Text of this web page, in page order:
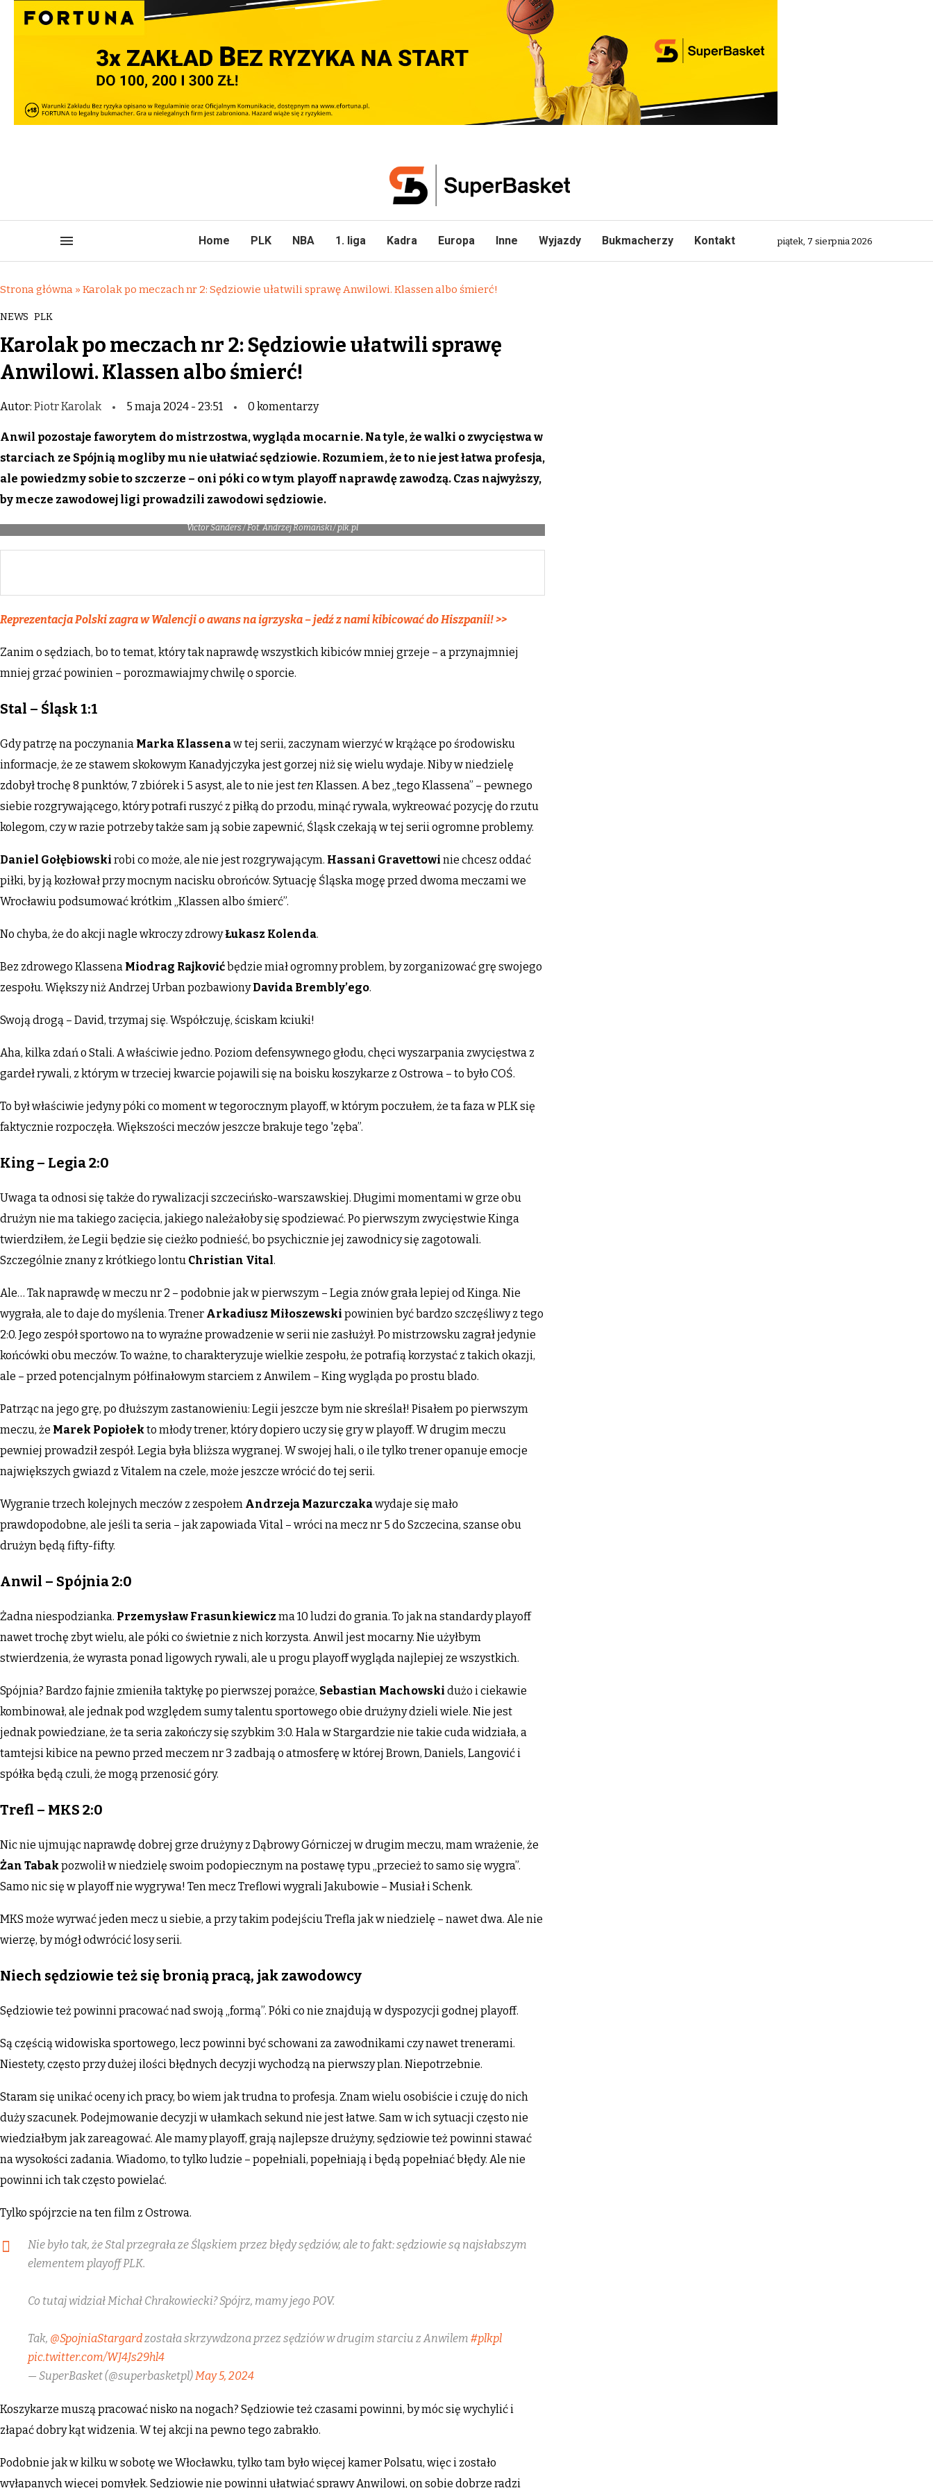
Home PLK NBA 1. liga Kadra Europa Inne Wyjazdy Bukmacherzy Kontakt piątek, 7 sierpnia 2026
Strona główna » Karolak po meczach nr 2: Sędziowie ułatwili sprawę Anwilowi. Klassen albo śmierć!
NEWS PLK
Karolak po meczach nr 2: Sędziowie ułatwili sprawę
Anwilowi. Klassen albo śmierć!
Autor: Piotr Karolak 5 maja 2024 - 23:51 0 komentarzy
Anwil pozostaje faworytem do mistrzostwa, wygląda mocarnie. Na tyle, że walki o zwycięstwa w
starciach ze Spójnią mogliby mu nie ułatwiać sędziowie. Rozumiem, że to nie jest łatwa profesja,
ale powiedzmy sobie to szczerze – oni póki co w tym playoff naprawdę zawodzą. Czas najwyższy,
by mecze zawodowej ligi prowadzili zawodowi sędziowie.
Victor Sanders / Fot. Andrzej Romański / plk.pl
Reprezentacja Polski zagra w Walencji o awans na igrzyska – jedź z nami kibicować do Hiszpanii! >>
Zanim o sędziach, bo to temat, który tak naprawdę wszystkich kibiców mniej grzeje – a przynajmniej
mniej grzać powinien – porozmawiajmy chwilę o sporcie.
Stal – Śląsk 1:1
Gdy patrzę na poczynania Marka Klassenaw tej serii, zaczynam wierzyć w krążące po środowisku
informacje, że ze stawem skokowym Kanadyjczyka jest gorzej niż się wielu wydaje. Niby w niedzielę
zdobył trochę 8 punktów, 7 zbiórek i 5 asyst, ale to nie jestten Klassen. A bez „tego Klassena” – pewnego
siebie rozgrywającego, który potrafi ruszyć z piłką do przodu, minąć rywala, wykreować pozycję do rzutu
kolegom, czy w razie potrzeby także sam ją sobie zapewnić, Śląsk czekają w tej serii ogromne problemy.
Daniel Gołębiowski robi co może, ale nie jest rozgrywającym. Hassani Gravettowi nie chcesz oddać
piłki, by ją kozłował przy mocnym nacisku obrońców. Sytuację Śląska mogę przed dwoma meczami we
Wrocławiu podsumować krótkim „Klassen albo śmierć”.
No chyba, że do akcji nagle wkroczy zdrowyŁukasz Kolenda.
Bez zdrowego Klassena Miodrag Rajkovićbędzie miał ogromny problem, by zorganizować grę swojego
zespołu. Większy niż Andrzej Urban pozbawionyDavida Brembly’ego.
Swoją drogą – David, trzymaj się. Współczuję, ściskam kciuki!
Aha, kilka zdań o Stali. A właściwie jedno. Poziom defensywnego głodu, chęci wyszarpania zwycięstwa z
gardeł rywali, z którym w trzeciej kwarcie pojawili się na boisku koszykarze z Ostrowa – to było COŚ.
To był właściwie jedyny póki co moment w tegorocznym playoff, w którym poczułem, że ta faza w PLK się
faktycznie rozpoczęła. Większości meczów jeszcze brakuje tego 'zęba”.
King – Legia 2:0
Uwaga ta odnosi się także do rywalizacji szczecińsko-warszawskiej. Długimi momentami w grze obu
drużyn nie ma takiego zacięcia, jakiego należałoby się spodziewać. Po pierwszym zwycięstwie Kinga
twierdziłem, że Legii będzie się cieżko podnieść, bo psychicznie jej zawodnicy się zagotowali.
Szczególnie znany z krótkiego lontu Christian Vital.
Ale… Tak naprawdę w meczu nr 2 – podobnie jak w pierwszym – Legia znów grała lepiej od Kinga. Nie
wygrała, ale to daje do myślenia. Trener Arkadiusz Miłoszewski powinien być bardzo szczęśliwy z tego
2:0. Jego zespół sportowo na to wyraźne prowadzenie w serii nie zasłużył. Po mistrzowsku zagrał jedynie
końcówki obu meczów. To ważne, to charakteryzuje wielkie zespołu, że potrafią korzystać z takich okazji,
ale – przed potencjalnym półfinałowym starciem z Anwilem – King wygląda po prostu blado.
Patrząc na jego grę, po dłuższym zastanowieniu: Legii jeszcze bym nie skreślał! Pisałem po pierwszym
meczu, że Marek Popiołekto młody trener, który dopiero uczy się gry w playoff. W drugim meczu
pewniej prowadził zespół. Legia była bliższa wygranej. W swojej hali, o ile tylko trener opanuje emocje
największych gwiazd z Vitalem na czele, może jeszcze wrócić do tej serii.
Wygranie trzech kolejnych meczów z zespołem Andrzeja Mazurczakawydaje się mało
prawdopodobne, ale jeśli ta seria – jak zapowiada Vital – wróci na mecz nr 5 do Szczecina, szanse obu
drużyn będą fifty-fifty.
Anwil – Spójnia 2:0
Żadna niespodzianka. Przemysław Frasunkiewicz ma 10 ludzi do grania. To jak na standardy playoff
nawet trochę zbyt wielu, ale póki co świetnie z nich korzysta. Anwil jest mocarny. Nie użyłbym
stwierdzenia, że wyrasta ponad ligowych rywali, ale u progu playoff wygląda najlepiej ze wszystkich.
Spójnia? Bardzo fajnie zmieniła taktykę po pierwszej porażce, Sebastian Machowski dużo i ciekawie
kombinował, ale jednak pod względem sumy talentu sportowego obie drużyny dzieli wiele. Nie jest
jednak powiedziane, że ta seria zakończy się szybkim 3:0. Hala w Stargardzie nie takie cuda widziała, a
tamtejsi kibice na pewno przed meczem nr 3 zadbają o atmosferę w której Brown, Daniels, Langović i
spółka będą czuli, że mogą przenosić góry.
Trefl – MKS 2:0
Nic nie ujmując naprawdę dobrej grze drużyny z Dąbrowy Górniczej w drugim meczu, mam wrażenie, że
Żan Tabakpozwolił w niedzielę swoim podopiecznym na postawę typu „przecież to samo się wygra”.
Samo nic się w playoff nie wygrywa! Ten mecz Treflowi wygrali Jakubowie – Musiał i Schenk.
MKS może wyrwać jeden mecz u siebie, a przy takim podejściu Trefla jak w niedzielę – nawet dwa. Ale nie
wierzę, by mógł odwrócić losy serii.
Niech sędziowie też się bronią pracą, jak zawodowcy
Sędziowie też powinni pracować nad swoją „formą”. Póki co nie znajdują w dyspozycji godnej playoff.
Są częścią widowiska sportowego, lecz powinni być schowani za zawodnikami czy nawet trenerami.
Niestety, często przy dużej ilości błędnych decyzji wychodzą na pierwszy plan. Niepotrzebnie.
Staram się unikać oceny ich pracy, bo wiem jak trudna to profesja. Znam wielu osobiście i czuję do nich
duży szacunek. Podejmowanie decyzji w ułamkach sekund nie jest łatwe. Sam w ich sytuacji często nie
wiedziałbym jak zareagować. Ale mamy playoff, grają najlepsze drużyny, sędziowie też powinni stawać
na wysokości zadania. Wiadomo, to tylko ludzie – popełniali, popełniają i będą popełniać błędy. Ale nie
powinni ich tak często powielać.
Tylko spójrzcie na ten film z Ostrowa.
Nie było tak, że Stal przegrała ze Śląskiem przez błędy sędziów, ale to fakt: sędziowie są najsłabszym
elementem playoff PLK.
Co tutaj widział Michał Chrakowiecki? Spójrz, mamy jego POV.
Tak, @SpojniaStargardzostała skrzywdzona przez sędziów w drugim starciu z Anwilem #plkpl
pic.twitter.com/WJ4Js29hl4
— SuperBasket (@superbasketpl)May 5, 2024
Koszykarze muszą pracować nisko na nogach? Sędziowie też czasami powinni, by móc się wychylić i
złapać dobry kąt widzenia. W tej akcji na pewno tego zabrakło.
Podobnie jak w kilku w sobotę we Włocławku, tylko tam było więcej kamer Polsatu, więc i zostało
wyłapanych więcej pomyłek. Sędziowie nie powinni ułatwiać sprawy Anwilowi, on sobie dobrze radzi